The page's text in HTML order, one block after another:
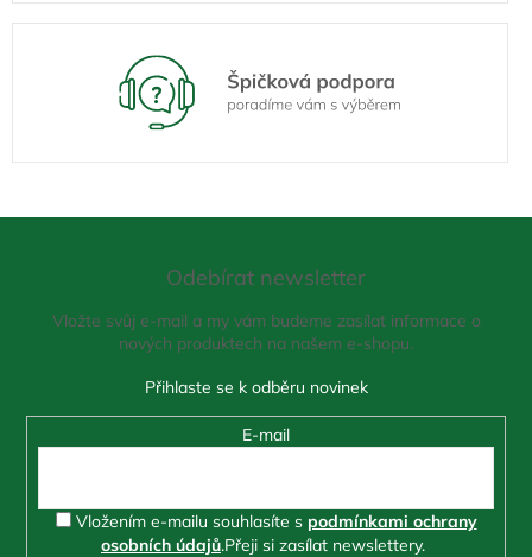
Odebírat newsletter
Vložte svůj e-mail a my vám budeme zasílat informace o
nových produktech na našem e-shopu.
E-mail
Vložením e-mailu souhlasíte s podmínkami ochrany
osobních údajů.Přeji si zasílat newslettery.